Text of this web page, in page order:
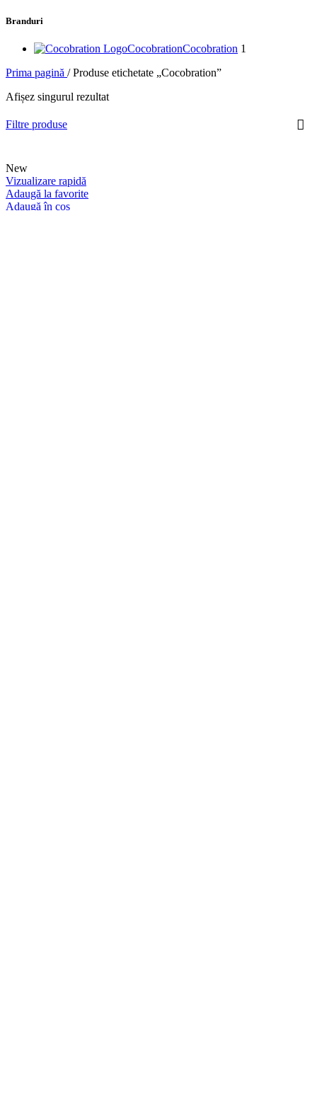
Branduri
CocobrationCocobration 1
Prima pagină / Produse etichetate „Cocobration”
Afișez singurul rezultat
Filtre produse
New
Vizualizare rapidă
Adaugă la favorite
Adaugă în coș